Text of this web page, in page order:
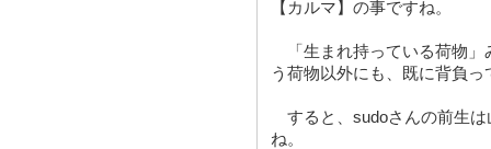
【カルマ】の事ですね。
「生まれ持っている荷物」
う荷物以外にも、既に背負
すると、sudoさんの前生は
ね。